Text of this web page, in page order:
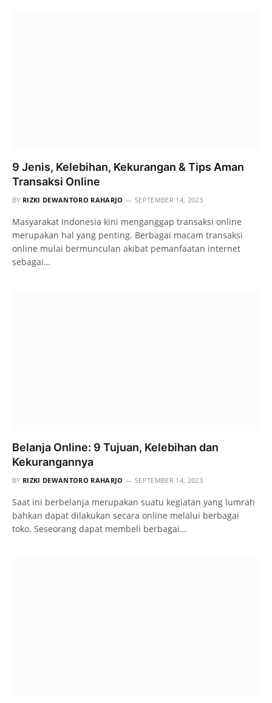
9 Jenis, Kelebihan, Kekurangan & Tips Aman
Transaksi Online
BY RIZKI DEWANTORO RAHARJO SEPTEMBER 14, 2023
Masyarakat Indonesia kini menganggap transaksi online
merupakan hal yang penting. Berbagai macam transaksi
online mulai bermunculan akibat pemanfaatan internet
sebagai…
Belanja Online: 9 Tujuan, Kelebihan dan
Kekurangannya
BY RIZKI DEWANTORO RAHARJO SEPTEMBER 14, 2023
Saat ini berbelanja merupakan suatu kegiatan yang lumrah
bahkan dapat dilakukan secara online melalui berbagai
toko. Seseorang dapat membeli berbagai…